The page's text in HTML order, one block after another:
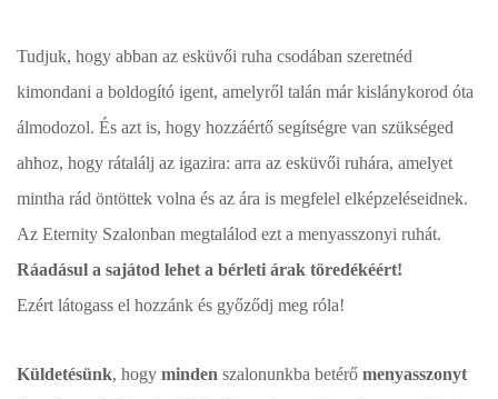
Tudjuk, hogy abban az esküvői ruha csodában szeretnéd
kimondani a boldogító igent, amelyről talán már kislánykorod óta
álmodozol. És azt is, hogy hozzáértő segítségre van szükséged
ahhoz, hogy rátalálj az igazira: arra az esküvői ruhára, amelyet
mintha rád öntöttek volna és az ára is megfelel elképzeléseidnek.
Az Eternity Szalonban megtalálod ezt a menyasszonyi ruhát.
Ráadásul a sajátod lehet a bérleti árak töredékéért!
Ezért látogass el hozzánk és győződj meg róla!
Küldetésünk, hogy minden szalonunkba betérő menyasszonyt